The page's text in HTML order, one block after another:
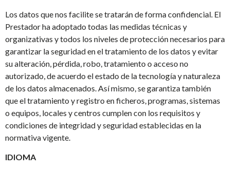
Los datos que nos facilite se tratarán de forma confidencial. El
Prestador ha adoptado todas las medidas técnicas y
organizativas y todos los niveles de protección necesarios para
garantizar la seguridad en el tratamiento de los datos y evitar
su alteración, pérdida, robo, tratamiento o acceso no
autorizado, de acuerdo el estado de la tecnología y naturaleza
de los datos almacenados. Así mismo, se garantiza también
que el tratamiento y registro en ficheros, programas, sistemas
o equipos, locales y centros cumplen con los requisitos y
condiciones de integridad y seguridad establecidas en la
normativa vigente.
IDIOMA